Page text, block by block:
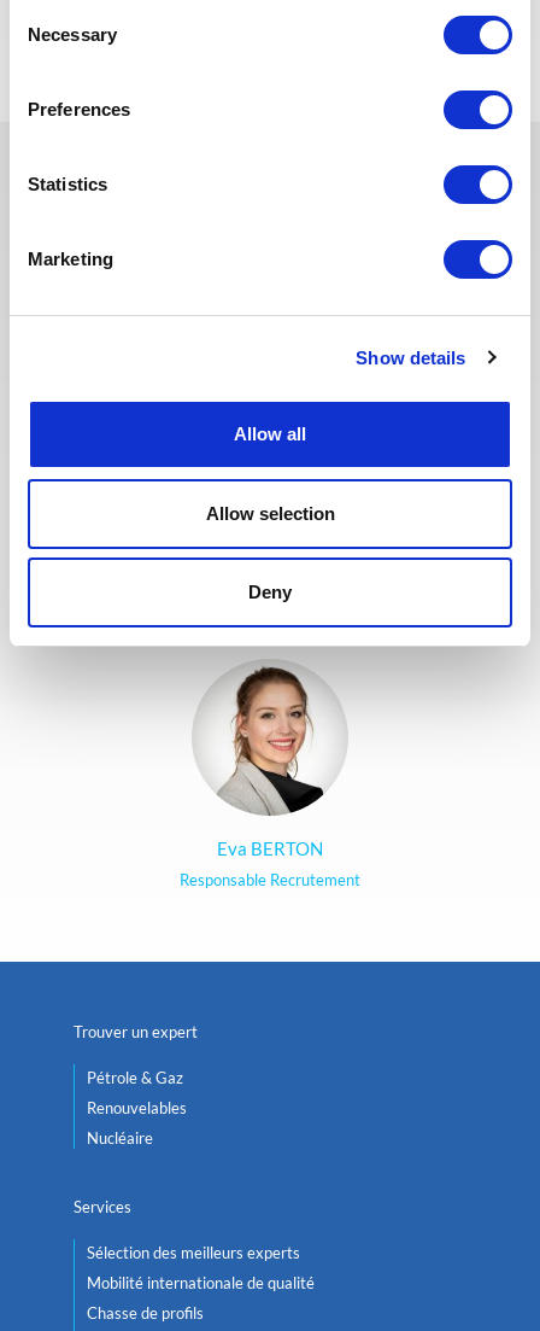
Selection
Necessary
Preferences
Statistics
Marketing
Show details
Allow all
Allow selection
Deny
Eva BERTON
Responsable Recrutement
Ces dernières années, nous avons
investi dans la digitalisation de
notre processus de recrutement
dédier plus de temps aux
échanges qualitatifs avec les
avons également repensé notre
page Offres de mission sur le site
missions et les candidatures.
Toute l'équipe Recrutement a à
cœur d’offrir la meilleure
expérience possible à nos
Trouver un expert
Pétrole & Gaz
Renouvelables
Nucléaire
Services
Sélection des meilleurs experts
Mobilité internationale de qualité
Chasse de profils